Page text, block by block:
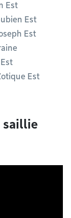
Est
Est
Est
Est
saillie